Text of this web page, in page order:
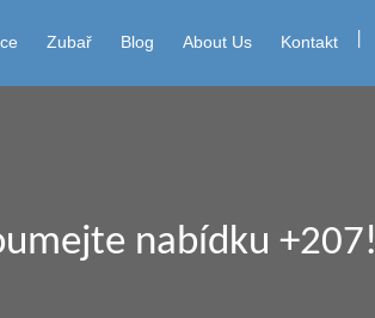
Zubař Blog About Us Kontakt
nabídku +207!